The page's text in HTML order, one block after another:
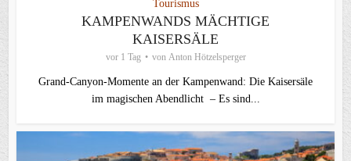
Tourismus
KAMPENWANDS MÄCHTIGE
KAISERSÄLE
vor 1 Tag von Anton Hötzelsperger
Grand-Canyon-Momente an der Kampenwand: Die Kaisersäle
im magischen Abendlicht – Es sind...